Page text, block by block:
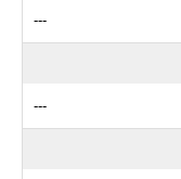
---
---